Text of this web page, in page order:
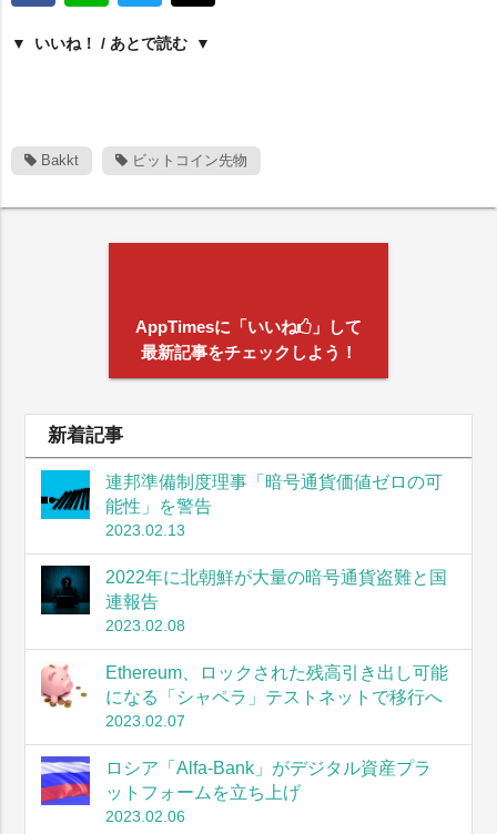
いいね！ / あとで読む
Bakkt ビットコイン先物
AppTimesに「いいね
」して
最新記事をチェックしよう！
新着記事
連邦準備制度理事「暗号通貨価値ゼロの可
能性」を警告
2023.02.13
2022年に北朝鮮が大量の暗号通貨盗難と国
連報告
2023.02.08
Ethereum、ロックされた残高引き出し可能
になる「シャペラ」テストネットで移行へ
2023.02.07
ロシア「Alfa-Bank」がデジタル資産プラ
ットフォームを立ち上げ
2023.02.06